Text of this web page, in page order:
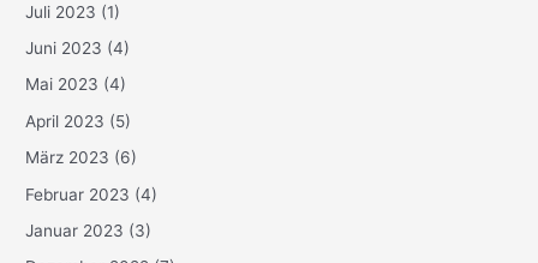
Juli 2023 (1)
Juni 2023 (4)
Mai 2023 (4)
April 2023 (5)
März 2023 (6)
Februar 2023 (4)
Januar 2023 (3)